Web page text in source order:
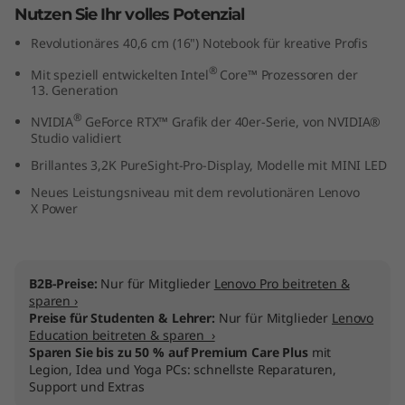
Nutzen Sie Ihr volles Potenzial
Revolutionäres 40,6 cm (16") Notebook für kreative Profis
Mit speziell entwickelten Intel® Core™ Prozessoren der
13. Generation
NVIDIA® GeForce RTX™ Grafik der 40er-Serie, von NVIDIA®
Studio validiert
Brillantes 3,2K PureSight-Pro-Display, Modelle mit MINI LED
Neues Leistungsniveau mit dem revolutionären Lenovo
X Power
B2B-Preise: Nur für Mitglieder Lenovo Pro beitreten &
sparen ›
Preise für Studenten & Lehrer: Nur für Mitglieder Lenovo
Education beitreten & sparen ›
Sparen Sie bis zu 50 % auf Premium Care Plusmit
Legion, Idea und Yoga PCs: schnellste Reparaturen,
Support und Extras